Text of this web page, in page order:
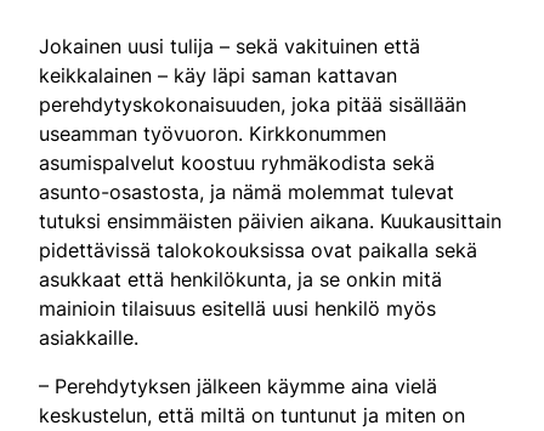
Jokainen uusi tulija – sekä vakituinen että
keikkalainen – käy läpi saman kattavan
perehdytyskokonaisuuden, joka pitää sisällään
useamman työvuoron. Kirkkonummen
asumispalvelut koostuu ryhmäkodista sekä
asunto-osastosta, ja nämä molemmat tulevat
tutuksi ensimmäisten päivien aikana. Kuukausittain
pidettävissä talokokouksissa ovat paikalla sekä
asukkaat että henkilökunta, ja se onkin mitä
mainioin tilaisuus esitellä uusi henkilö myös
asiakkaille.
– Perehdytyksen jälkeen käymme aina vielä
keskustelun, että miltä on tuntunut ja miten on